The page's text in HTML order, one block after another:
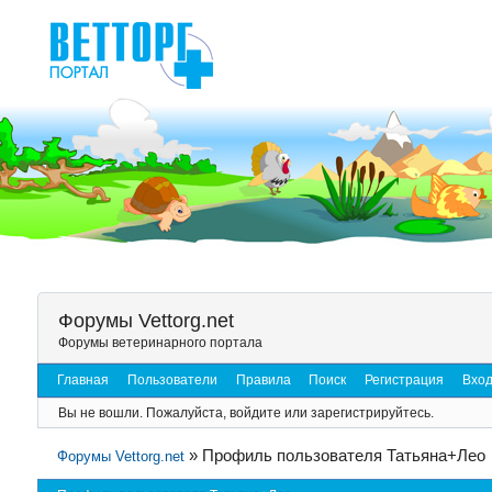
Форумы Vettorg.net
Форумы ветеринарного портала
Главная Пользователи Правила Поиск Регистрация Вход
Вы не вошли. Пожалуйста, войдите или зарегистрируйтесь.
Форумы Vettorg.net » Профиль пользователя Татьяна+Лео